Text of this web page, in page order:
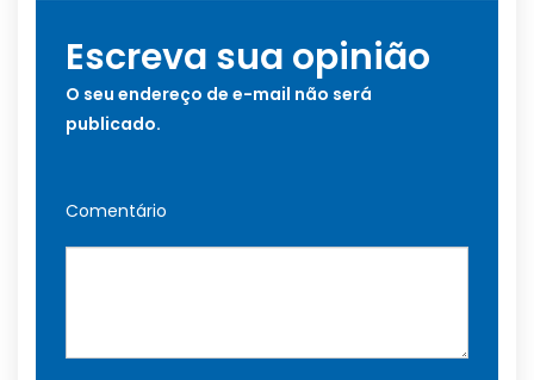
Escreva sua opinião
O seu endereço de e-mail não será
publicado.
Comentário